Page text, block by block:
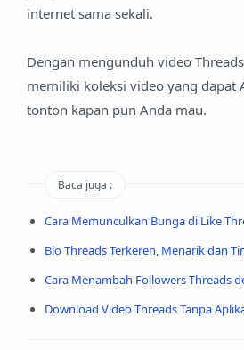
internet sama sekali.
Dengan mengunduh video
memiliki koleksi video yang dapat
tonton kapan pun Anda mau.
Baca juga :
Cara Memunculkan Bunga di Like
Bio Threads Terkeren, Menarik dan
Cara Menambah Followers Threads
Download Video Threads Tanpa